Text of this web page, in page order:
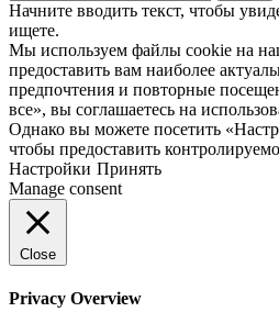
Начните вводить текст, чтобы
ищете.
Мы используем файлы cookie на
предоставить вам наиболее
предпочтения и повторные
все», вы соглашаетесь на
Однако вы можете посетить
чтобы предоставить
Настройки Принять
Manage consent
Close
Privacy Overview